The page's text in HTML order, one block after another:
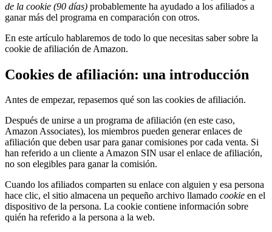
de la cookie (90 días) probablemente ha ayudado a los afiliados a
ganar más del programa en comparación con otros.
En este artículo hablaremos de todo lo que necesitas saber sobre la
cookie de afiliación de Amazon.
Cookies de afiliación: una introducción
Antes de empezar, repasemos qué son las cookies de afiliación.
Después de unirse a un programa de afiliación (en este caso,
Amazon Associates), los miembros pueden generar enlaces de
afiliación que deben usar para ganar comisiones por cada venta. Si
han referido a un cliente a Amazon SIN usar el enlace de afiliación,
no son elegibles para ganar la comisión.
Cuando los afiliados comparten su enlace con alguien y esa persona
hace clic, el sitio almacena un pequeño archivo llamado cookie en el
dispositivo de la persona. La cookie contiene información sobre
quién ha referido a la persona a la web.